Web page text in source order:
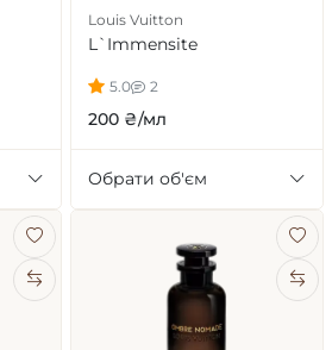
Louis Vuitton
L`Immensite
5.0 2
200 ₴/мл
Обрати об'єм